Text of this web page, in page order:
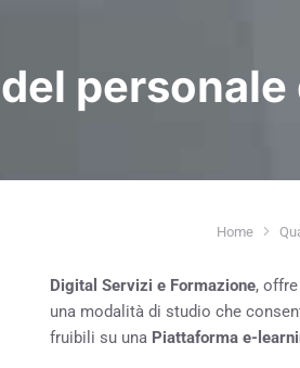
Home
Digital Servizi e Formazione,
una modalità di studio che
fruibili su una Piattaforma e-